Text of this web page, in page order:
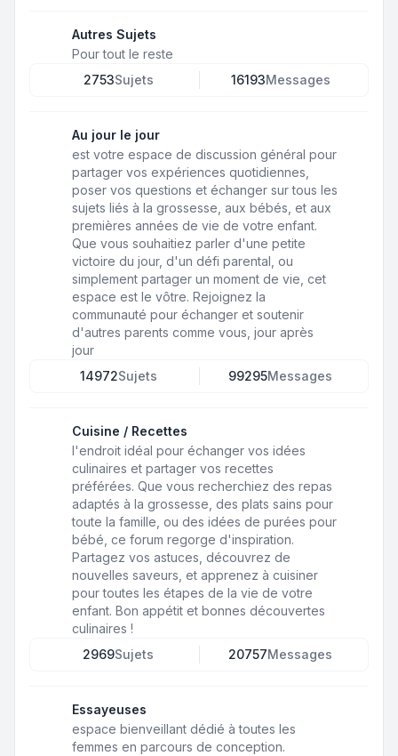
Autres Sujets
Pour tout le reste
2753Sujets 16193Messages
Au jour le jour
est votre espace de discussion général pour
partager vos expériences quotidiennes,
poser vos questions et échanger sur tous les
sujets liés à la grossesse, aux bébés, et aux
premières années de vie de votre enfant.
Que vous souhaitiez parler d'une petite
victoire du jour, d'un défi parental, ou
simplement partager un moment de vie, cet
espace est le vôtre. Rejoignez la
communauté pour échanger et soutenir
d'autres parents comme vous, jour après
jour
14972Sujets 99295Messages
Cuisine / Recettes
l'endroit idéal pour échanger vos idées
culinaires et partager vos recettes
préférées. Que vous recherchiez des repas
adaptés à la grossesse, des plats sains pour
toute la famille, ou des idées de purées pour
bébé, ce forum regorge d'inspiration.
Partagez vos astuces, découvrez de
nouvelles saveurs, et apprenez à cuisiner
pour toutes les étapes de la vie de votre
enfant. Bon appétit et bonnes découvertes
culinaires !
2969Sujets 20757Messages
Essayeuses
espace bienveillant dédié à toutes les
femmes en parcours de conception.